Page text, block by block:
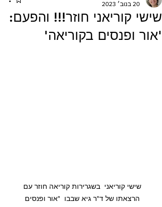
שישי קוריאני חוזר!!! והפעם:
'אור ופנסים בקוריאה'
20 בנוב׳ 2023
שישי קוריאני  בשגרירות קוריאה חוזר עם
הרצאתו של ד"ר גיא שבבו  "אור ופנסים